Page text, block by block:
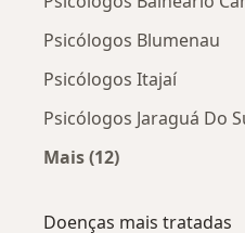
Psicólogos Blumenau
Psicólogos Itajaí
Psicólogos Jaraguá Do
Mais (12)
Doenças mais tratadas